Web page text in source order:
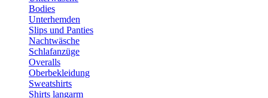
Bodies
Unterhemden
Slips und Panties
Nachtwäsche
Schlafanzüge
Overalls
Oberbekleidung
Sweatshirts
Shirts langarm